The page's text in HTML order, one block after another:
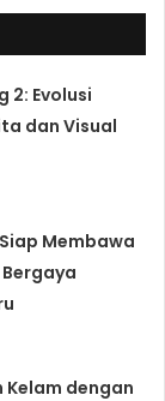
2: Evolusi
dan Visual
Membawa
Kelam dengan